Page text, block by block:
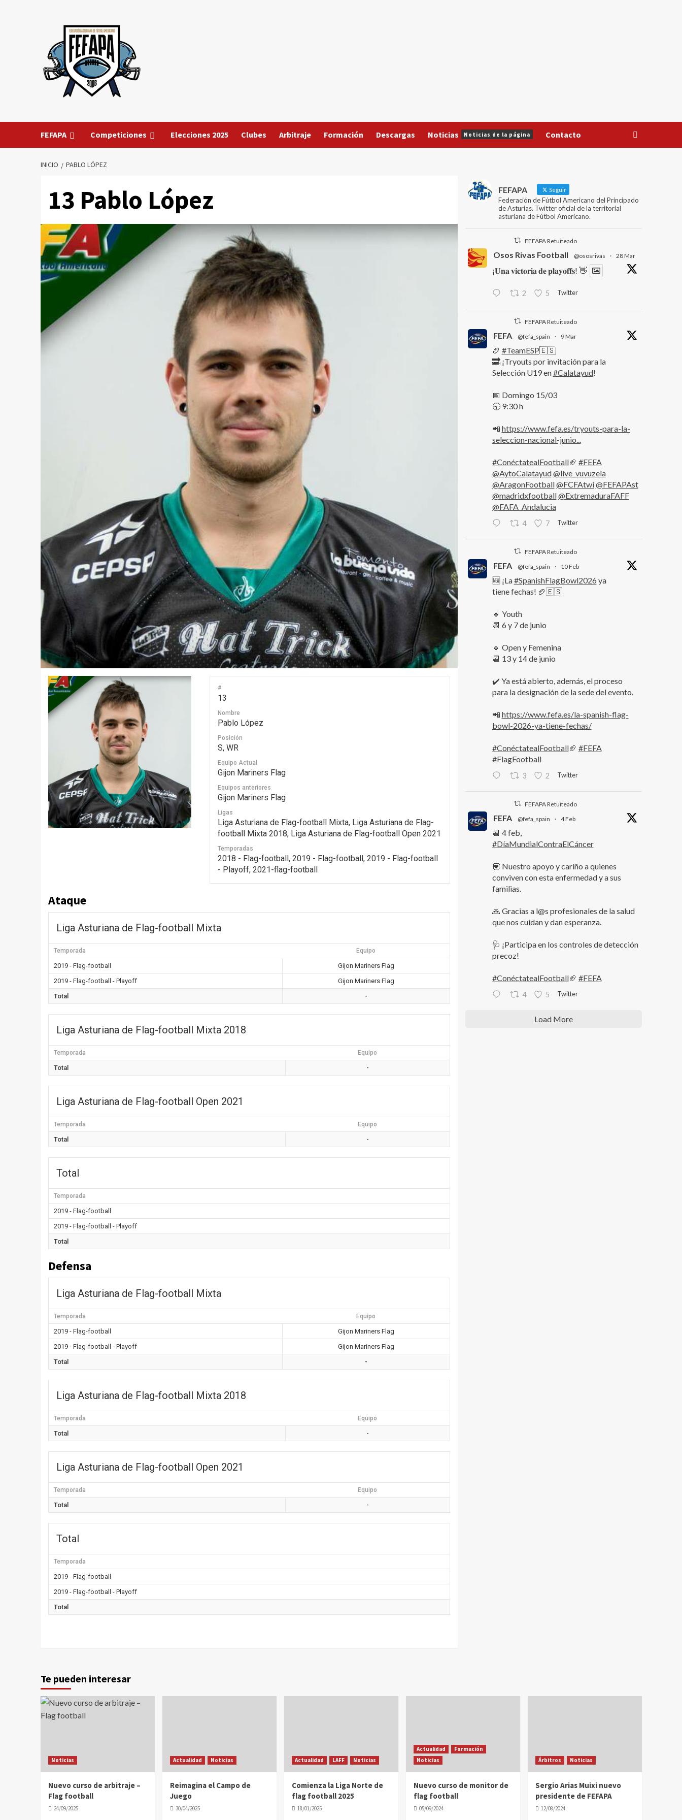
FEFAPA Competiciones Elecciones 2025 Clubes Arbitraje Formación Descargas Noticias Noticias de la página Contacto
INICIO PABLO LÓPEZ
13 Pablo López
#
13
Nombre
Pablo López
Posición
S, WR
Equipo Actual
Gijon Mariners Flag
Equipos anteriores
Gijon Mariners Flag
Ligas
Liga Asturiana de Flag-football Mixta, Liga Asturiana de Flag-
football Mixta 2018, Liga Asturiana de Flag-football Open 2021
Temporadas
2018 - Flag-football, 2019 - Flag-football, 2019 - Flag-football
- Playoff, 2021-flag-football
Ataque
Liga Asturiana de Flag-football Mixta
Temporada Equipo
2019 - Flag-football
Gijon Mariners Flag
2019 - Flag-football - Playoff
Gijon Mariners Flag
Total
-
Liga Asturiana de Flag-football Mixta 2018
Temporada Equipo
Total -
Liga Asturiana de Flag-football Open 2021
Temporada Equipo
Total -
Total
Temporada
2019 - Flag-football
2019 - Flag-football - Playoff
Total
Defensa
Liga Asturiana de Flag-football Mixta
Temporada Equipo
2019 - Flag-football
Gijon Mariners Flag
2019 - Flag-football - Playoff
Gijon Mariners Flag
Total
-
Liga Asturiana de Flag-football Mixta 2018
Temporada Equipo
Total -
Liga Asturiana de Flag-football Open 2021
Temporada Equipo
Total -
Total
Temporada
2019 - Flag-football
2019 - Flag-football - Playoff
Total
FEFAPA Seguir
Federación de Fútbol Americano del Principado
de Asturias. Twitter oficial de la territorial
asturiana de Fútbol Americano.
FEFAPA Retuiteado
Osos Rivas Football @ososrivas · 28 Mar
¡𝐔𝐧𝐚 𝐯𝐢𝐜𝐭𝐨𝐫𝐢𝐚 𝐝𝐞 𝐩𝐥𝐚𝐲𝐨𝐟𝐟𝐬! 👋
2 5 Twitter
FEFAPA Retuiteado
FEFA @fefa_spain · 9 Mar
🏈 #TeamESP🇪🇸
🔜 ¡Tryouts por invitación para la
Selección U19 en#Calatayud!
📅 Domingo 15/03
🕤 9:30 h
📲 https://www.fefa.es/tryouts-para-la-
seleccion-nacional-junio...
#ConéctatealFootball🏈 #FEFA
@AytoCalatayud@live_vuvuzela
@AragonFootball@FCFAtwi@FEFAPAst
@madridxfootball@ExtremaduraFAFF
@FAFA_Andalucia
4 7 Twitter
FEFAPA Retuiteado
FEFA @fefa_spain · 10 Feb
🆕 ¡La#SpanishFlagBowl2026 ya
tiene fechas! 🏈🇪🇸
🔹 Youth
📆 6 y 7 de junio
🔹 Open y Femenina
📆 13 y 14 de junio
✔️ Ya está abierto, además, el proceso
para la designación de la sede del evento.
📲 https://www.fefa.es/la-spanish-flag-
bowl-2026-ya-tiene-fechas/
#ConéctatealFootball🏈 #FEFA
#FlagFootball
3 2 Twitter
FEFAPA Retuiteado
FEFA @fefa_spain · 4 Feb
📆 4 feb,
#DíaMundialContraElCáncer
💟 Nuestro apoyo y cariño a quienes
conviven con esta enfermedad y a sus
familias.
🙏 Gracias a l@s profesionales de la salud
que nos cuidan y dan esperanza.
🩺 ¡Participa en los controles de detección
precoz!
#ConéctatealFootball🏈 #FEFA
4 5 Twitter
Load More
Te pueden interesar
Noticias
Nuevo curso de arbitraje –
Flag football
24/09/2025
Actualidad Noticias
Reimagina el Campo de
Juego
30/04/2025
Actualidad LAFF Noticias
Comienza la Liga Norte de
flag football 2025
18/01/2025
Actualidad
Formación
Noticias
Nuevo curso de monitor de
flag football
05/09/2024
Árbitros Noticias
Sergio Arias Muixi nuevo
presidente de FEFAPA
12/08/2024